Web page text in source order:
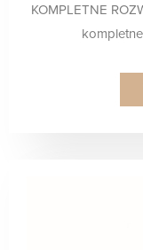
KOMPLETNE